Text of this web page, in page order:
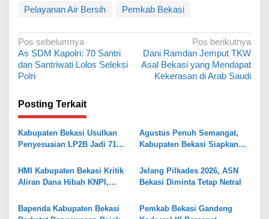
Pelayanan Air Bersih Pemkab Bekasi
N
a
v
g
a
s
p
s
Pos sebelumnya
As SDM Kapolri: 70 Santri
dan Santriwati Lolos Seleksi
Polri
Pos berikutnya
Dani Ramdan Jemput TKW
Asal Bekasi yang Mendapat
Kekerasan di Arab Saudi
Posting Terkait
Kabupaten Bekasi Usulkan
Penyesuaian LP2B Jadi 71
Industri dan Pertanian
Agustus Penuh Semangat,
Kabupaten Bekasi Siapkan
Hari Besar
HMI Kabupaten Bekasi Kritik
Aliran Dana Hibah KNPI,
Jelang Pilkades 2026, ASN
Bekasi Diminta Tetap Netral
Bapenda Kabupaten Bekasi
Pemkab Bekasi Gandeng